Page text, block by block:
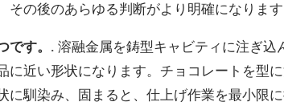
その後のあらゆる判断がより明確になりま
です。. 溶融金属を鋳型キャビティに注ぎ
に近い形状になります。チョコレートを型
に馴染み、固まると、仕上げ作業を最小限